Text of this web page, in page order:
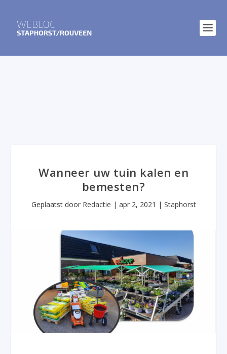
Wanneer uw tuin kalen en
bemesten?
Geplaatst door Redactie | apr 2, 2021 | Staphorst